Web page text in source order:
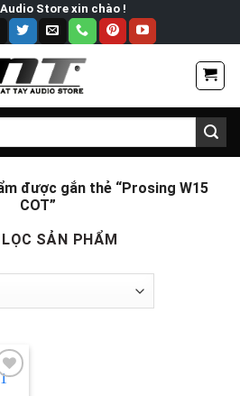
Store xin chào !
được gắn thẻ “Prosing W15
COT”
LỌC SẢN PHẨM